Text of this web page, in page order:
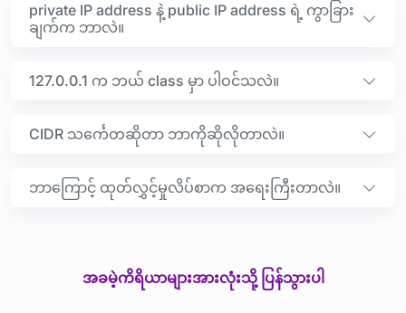
private IP address နဲ့ public IP address ရဲ့ ကွာခြား
ချက်က ဘာလဲ။
127.0.0.1 က ဘယ် class မှာ ပါဝင်သလဲ။
CIDR သင်္ကေတဆိုတာ ဘာကိုဆိုလိုတာလဲ။
ဘာကြောင့် ထုတ်လွှင့်မှုလိပ်စာက အရေးကြီးတာလဲ။
အခမဲ့ကိရိယာများအားလုံးသို့ ပြန်သွားပါ